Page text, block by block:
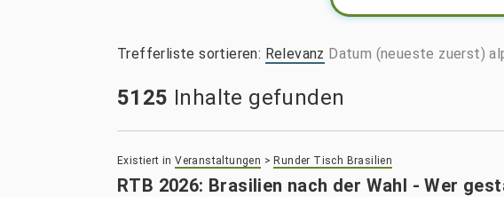
Trefferliste sortieren: Relevanz Datum (neueste zuerst)
5125 Inhalte gefunden
Existiert in Veranstaltungen > Runder Tisch Brasilien
RTB 2026: Brasilien nach der Wahl - Wer